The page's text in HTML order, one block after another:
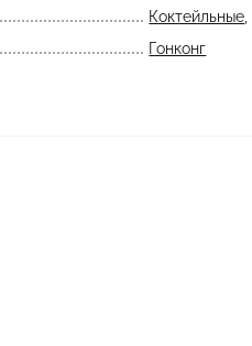
Коктейльные
Гонконг